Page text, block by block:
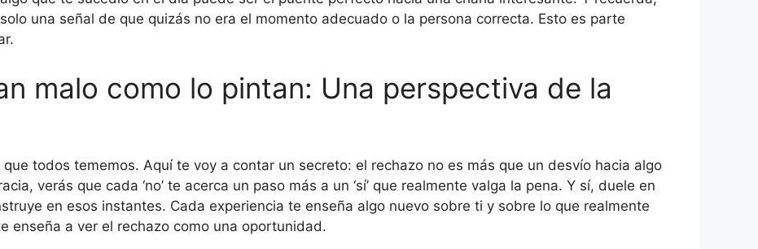
una señal de que quizás no era el momento adecuado o la persona correcta. Esto es parte
malo como lo pintan: Una perspectiva de la
todos tememos. Aquí te voy a contar un secreto: el rechazo no es más que un desvío hacia algo
verás que cada ‘no’ te acerca un paso más a un ‘sí’ que realmente valga la pena. Y sí, duele en
en esos instantes. Cada experiencia te enseña algo nuevo sobre ti y sobre lo que realmente
enseña a ver el rechazo como una oportunidad.